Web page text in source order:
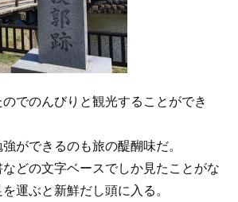
でのんびりと観光することができ
ができるのも旅の醍醐味だ。
どの文字ベースでしか見たことがな
運ぶと新鮮だし頭に入る。